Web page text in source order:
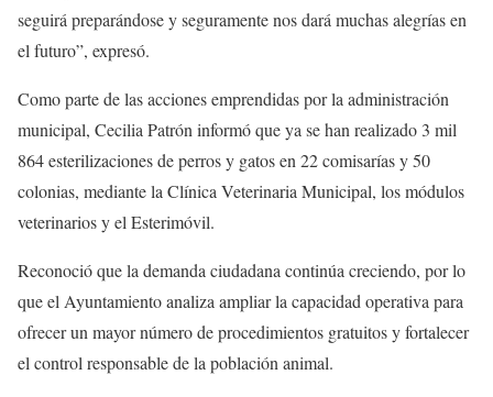
seguirá preparándose y seguramente nos dará muchas alegrías en
el futuro”, expresó.
Como parte de las acciones emprendidas por la administración
municipal, Cecilia Patrón informó que ya se han realizado 3 mil
864 esterilizaciones de perros y gatos en 22 comisarías y 50
colonias, mediante la Clínica Veterinaria Municipal, los módulos
veterinarios y el Esterimóvil.
Reconoció que la demanda ciudadana continúa creciendo, por lo
que el Ayuntamiento analiza ampliar la capacidad operativa para
ofrecer un mayor número de procedimientos gratuitos y fortalecer
el control responsable de la población animal.